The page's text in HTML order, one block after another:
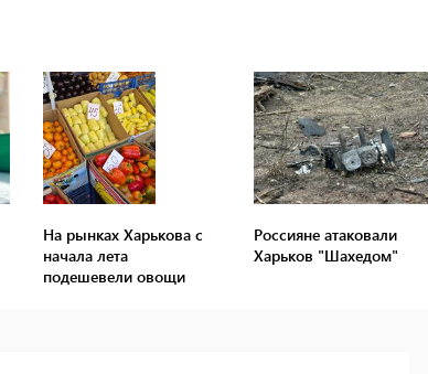
На рынках Харькова с
начала лета
подешевели овощи
Россияне атаковали
Харьков "Шахедом"